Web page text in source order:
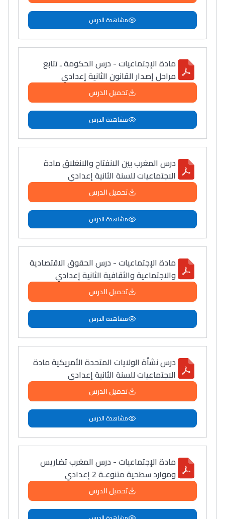
مشاهدة الدرس
مادة الإجتماعيات - درس الحكومة ـ تتابع
مراحل إصدار القانون الثانية إعدادي
تحميل الدرس
مشاهدة الدرس
درس المغرب بين الانفتاح والانغلاق مادة
الاجتماعيات للسنة الثانية إعدادي
تحميل الدرس
مشاهدة الدرس
مادة الإجتماعيات - درس الحقوق الاقتصادية
والاجتماعية والثقافية الثانية إعدادي
تحميل الدرس
مشاهدة الدرس
درس نشأة الولايات المتحدة الأمريكية مادة
الاجتماعيات للسنة الثانية إعدادي
تحميل الدرس
مشاهدة الدرس
مادة الإجتماعيات - درس المغرب تضاريس
وموارد سطحية متنوعـة 2 إعدادي
تحميل الدرس